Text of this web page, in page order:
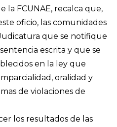
la FCUNAE, recalca que,
oficio, las comunidades
que se notifique
escrita y que se
en la ley que
oralidad y
de violaciones de
los resultados de las